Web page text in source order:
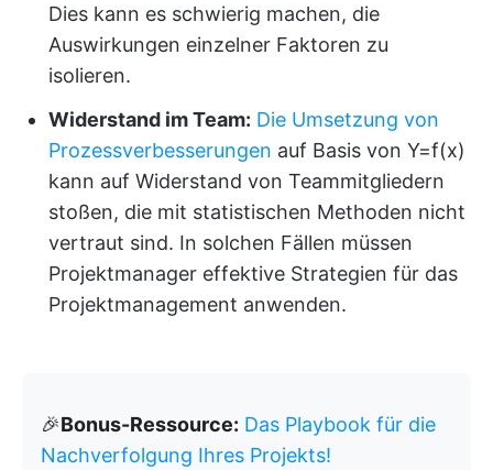
Dies kann es schwierig machen, die
Auswirkungen einzelner Faktoren zu
isolieren.
Widerstand im Team: Die Umsetzung von
Prozessverbesserungen auf Basis von Y=f(x)
kann auf Widerstand von Teammitgliedern
stoßen, die mit statistischen Methoden nicht
vertraut sind. In solchen Fällen müssen
Projektmanager effektive Strategien für das
Projektmanagement anwenden.
🎉Bonus-Ressource: Das Playbook für die
Nachverfolgung Ihres Projekts!